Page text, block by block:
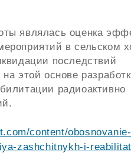
являлась оценка
в сельском
последствий
этой основе
радиоактивно
content/
zashchitnykh-i-